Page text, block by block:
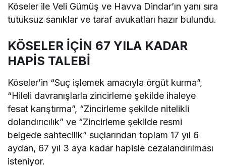
Köseler ile Veli Gümüş ve Havva Dindar’ın yanı sıra
tutuksuz sanıklar ve taraf avukatları hazır bulundu.
KÖSELER İÇİN 67 YILA KADAR
HAPİS TALEBİ
Köseler’in “Suç işlemek amacıyla örgüt kurma”,
“Hileli davranışlarla zincirleme şekilde ihaleye
fesat karıştırma”, “Zincirleme şekilde nitelikli
dolandırıcılık” ve “Zincirleme şekilde resmi
belgede sahtecilik” suçlarından toplam 17 yıl 6
aydan, 67 yıl 3 aya kadar hapisle cezalandırılması
isteniyor.